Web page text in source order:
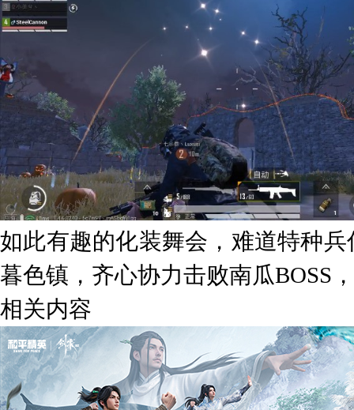
如此有趣的化装舞会，难道特种
暮色镇，齐心协力击败南瓜BOSS
相关内容